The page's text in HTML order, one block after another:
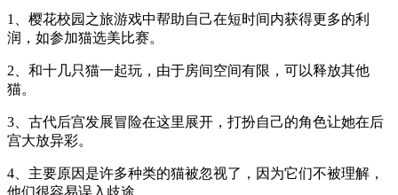
1、樱花校园之旅游戏中帮助自己在短时间内获得更多的利
润，如参加猫选美比赛。
2、和十几只猫一起玩，由于房间空间有限，可以释放其他
猫。
3、古代后宫发展冒险在这里展开，打扮自己的角色让她在后
宫大放异彩。
4、主要原因是许多种类的猫被忽视了，因为它们不被理解，
他们很容易误入歧途。